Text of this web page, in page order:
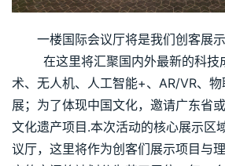
一楼国际会议厅将是我们创客展
在这里将汇聚国内外最新的科技
术、无人机、人工智能+、AR/VR、
展；为了体现中国文化，邀请广东省
文化遗产项目.本次活动的核心展示区
议厅，这里将作为创客们展示项目与